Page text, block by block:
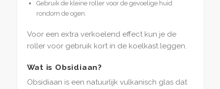
Gebruik de kleine roller voor de gevoelige huid
rondom de ogen.
Voor een extra verkoelend effect kun je de
roller voor gebruik kort in de koelkast leggen.
Wat is Obsidiaan?
Obsidiaan is een natuurlijk vulkanisch glas dat